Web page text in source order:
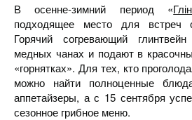
В осенне-зимний период «
подходящее место для встреч
Горячий согревающий
медных чанах и подают в
«горнятках». Для тех, кто
можно найти полноценные
аппетайзеры, а с 15 сентября
сезонное грибное меню.